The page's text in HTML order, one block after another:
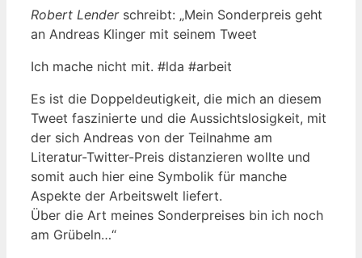
Robert Lenderschreibt: „Mein Sonderpreis geht
an Andreas Klinger mit seinem Tweet
Ich mache nicht mit. #lda #arbeit
Es ist die Doppeldeutigkeit, die mich an diesem
Tweet faszinierte und die Aussichtslosigkeit, mit
der sich Andreas von der Teilnahme am
Literatur-Twitter-Preis distanzieren wollte und
somit auch hier eine Symbolik für manche
Aspekte der Arbeitswelt liefert.
Über die Art meines Sonderpreises bin ich noch
am Grübeln…“